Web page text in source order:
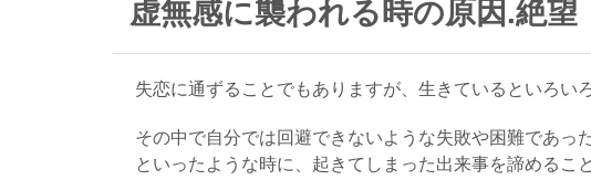
虚無感に襲われる時の原因.絶望
失恋に通ずることでもありますが、生きているといろい
その中で自分では回避できないような失敗や困難であっ
といったような時に、起きてしまった出来事を諦めるこ